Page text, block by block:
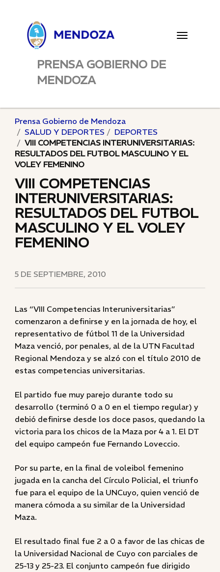
Toggle
PRENSA GOBIERNO DE
MENDOZA
Prensa Gobierno de Mendoza
SALUD Y DEPORTES
DEPORTES
VIII COMPETENCIAS INTERUNIVERSITARIAS:
RESULTADOS DEL FUTBOL MASCULINO Y EL
VOLEY FEMENINO
VIII COMPETENCIAS
INTERUNIVERSITARIAS:
RESULTADOS DEL FUTBOL
MASCULINO Y EL VOLEY
FEMENINO
5 DE SEPTIEMBRE, 2010
Las “VIII Competencias Interuniversitarias”
comenzaron a definirse y en la jornada de hoy, el
representativo de fútbol 11 de la Universidad
Maza venció, por penales, al de la UTN Facultad
Regional Mendoza y se alzó con el título 2010 de
estas competencias universitarias.
El partido fue muy parejo durante todo su
desarrollo (terminó 0 a 0 en el tiempo regular) y
debió definirse desde los doce pasos, quedando la
victoria para los chicos de la Maza por 4 a 1. El DT
del equipo campeón fue Fernando Loveccio.
Por su parte, en la final de voleibol femenino
jugada en la cancha del Círculo Policial, el triunfo
fue para el equipo de la UNCuyo, quien venció de
manera cómoda a su similar de la Universidad
Maza.
El resultado final fue 2 a 0 a favor de las chicas de
la Universidad Nacional de Cuyo con parciales de
25-13 y 25-23. El conjunto campeón fue dirigido